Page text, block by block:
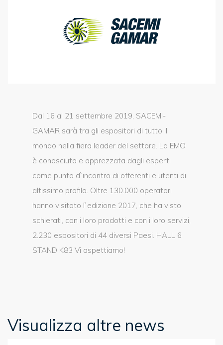
Dal 16 al 21 settembre 2019, SACEMI-
GAMAR sarà tra gli espositori di tutto il
mondo nella fiera leader del settore. La EMO
è conosciuta e apprezzata dagli esperti
come punto d`incontro di offerenti e utenti di
altissimo profilo. Oltre 130.000 operatori
hanno visitato l`edizione 2017, che ha visto
schierati, con i loro prodotti e con i loro servizi,
2.230 espositori di 44 diversi Paesi. HALL 6
STAND K83 Vi aspettiamo!
Visualizza altre news